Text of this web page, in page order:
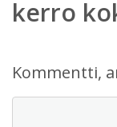
kerro
Kommentti,